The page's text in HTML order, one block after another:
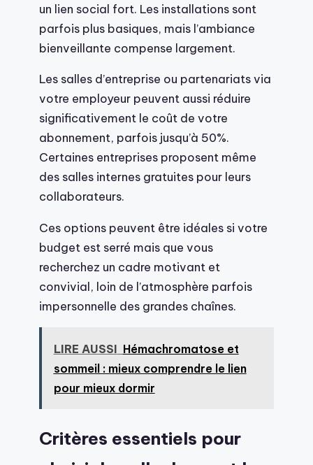
un lien social fort. Les installations sont
parfois plus basiques, mais l’ambiance
bienveillante compense largement.
Les salles d’entreprise ou partenariats via
votre employeur peuvent aussi réduire
significativement le coût de votre
abonnement, parfois jusqu’à 50%.
Certaines entreprises proposent même
des salles internes gratuites pour leurs
collaborateurs.
Ces options peuvent être idéales si votre
budget est serré mais que vous
recherchez un cadre motivant et
convivial, loin de l’atmosphère parfois
impersonnelle des grandes chaînes.
LIRE AUSSI Hémachromatose et
sommeil : mieux comprendre le lien
pour mieux dormir
Critères essentiels pour